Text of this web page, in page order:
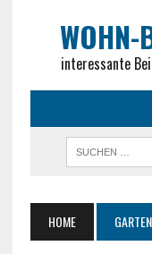
WOHN-
interessante
HOME GARTEN